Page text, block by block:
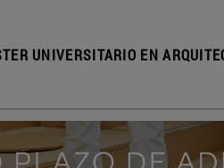
UNIVERSITARIO EN